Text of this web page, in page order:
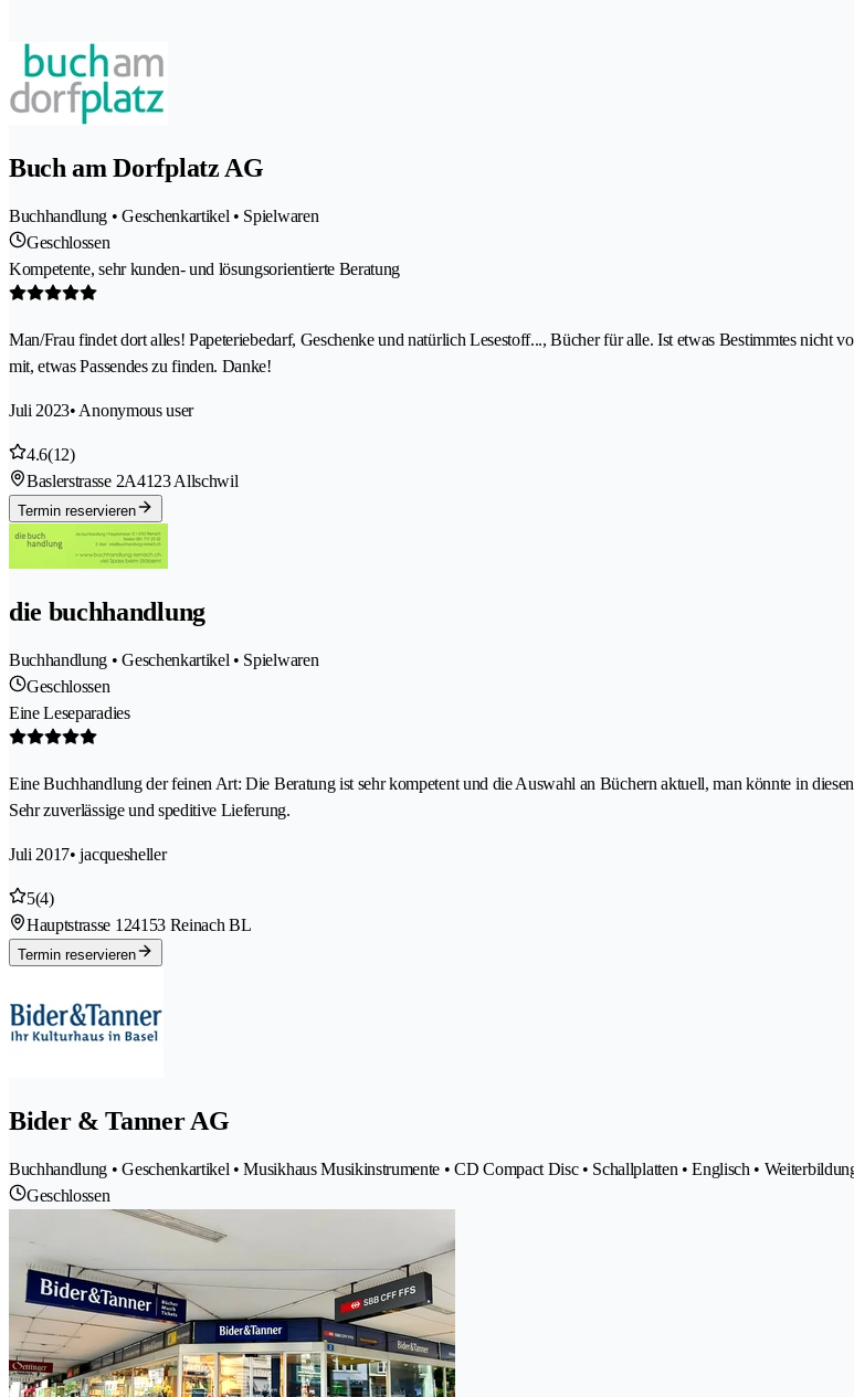
Buch am Dorfplatz AG
Buchhandlung • Geschenkartikel • Spielwaren
Geschlossen
Kompetente, sehr kunden- und lösungsorientierte Beratung
Man/Frau findet dort alles! Papeteriebedarf, Geschenke und natürlich Lesestoff..., Bücher für alle. Ist etwas Bestimmtes nicht
mit, etwas Passendes zu finden. Danke!
Juli 2023• Anonymous user
4.6(12)
Baslerstrasse 2A4123 Allschwil
Termin reservieren
die buchhandlung
Buchhandlung • Geschenkartikel • Spielwaren
Geschlossen
Eine Leseparadies
Eine Buchhandlung der feinen Art: Die Beratung ist sehr kompetent und die Auswahl an Büchern aktuell, man könnte in
Sehr zuverlässige und speditive Lieferung.
Juli 2017• jacquesheller
5(4)
Hauptstrasse 124153 Reinach BL
Termin reservieren
Bider & Tanner AG
Buchhandlung • Geschenkartikel • Musikhaus Musikinstrumente • CD Compact Disc • Schallplatten • Englisch •
Geschlossen